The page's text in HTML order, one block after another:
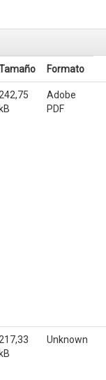
Formato
242,75
kB
Adobe
PDF
217,33
kB
Unknown